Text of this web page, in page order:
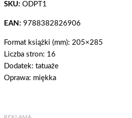
SKU: ODPT1
EAN: 9788382826906
Format książki (mm): 205×285
Liczba stron: 16
Dodatek: tatuaże
Oprawa: miękka